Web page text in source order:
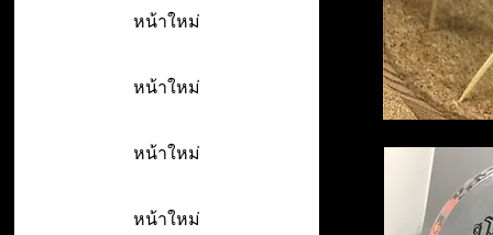
หน้าใหม่
หน้าใหม่
หน้าใหม่
หน้าใหม่